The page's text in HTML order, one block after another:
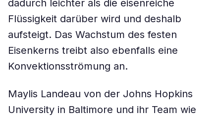
dadurch leichter als die eisenreiche
Flüssigkeit darüber wird und deshalb
aufsteigt. Das Wachstum des festen
Eisenkerns treibt also ebenfalls eine
Konvektionsströmung an.
Maylis Landeau von der Johns Hopkins
University in Baltimore und ihr Team wie